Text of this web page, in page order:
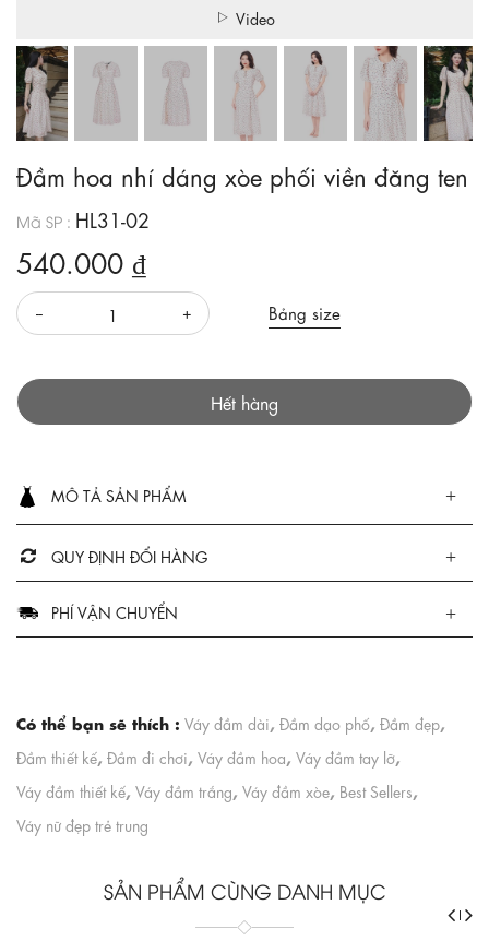
Video
Đầm hoa nhí dáng xòe phối viền đăng ten
Mã SP : HL31-02
540.000 ₫
Bảng size
Hết hàng
MÔ TẢ SẢN PHẨM
QUY ĐỊNH ĐỔI HÀNG
PHÍ VẬN CHUYỂN
Có thể bạn sẽ thích : Váy đầm dài, Đầm dạo phố, Đầm đẹp,
Đầm thiết kế, Đầm đi chơi, Váy đầm hoa, Váy đầm tay lỡ,
Váy đầm thiết kế, Váy đầm trắng, Váy đầm xòe, Best Sellers,
Váy nữ đẹp trẻ trung
SẢN PHẨM CÙNG DANH MỤC